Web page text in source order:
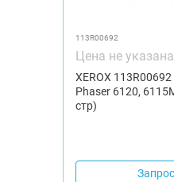
113R00692
Цена не указана
XEROX
Phaser 6120,
стр)